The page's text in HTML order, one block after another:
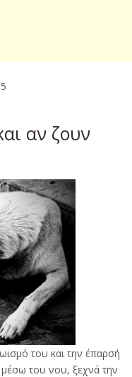
αν ζουν
του και την έπαρσή
μέσω του νου, ξεχνά την